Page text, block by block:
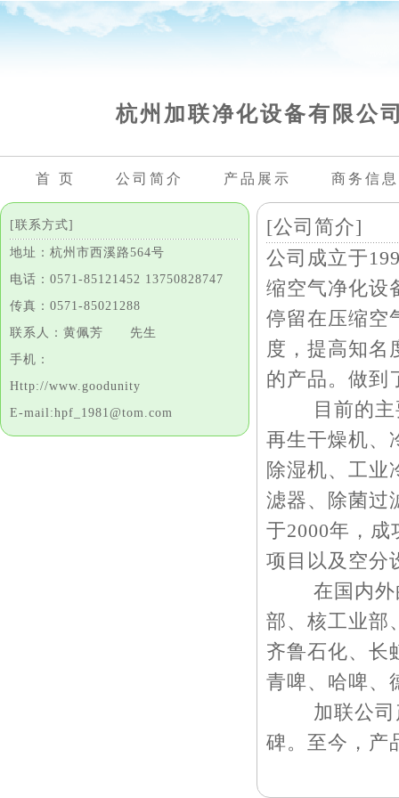
杭州加联净化设备有限公
首 页 公司简介 产品展示 商务信息
[联系方式]
地址：杭州市西溪路564号
电话：0571-85121452 13750828747
传真：0571-85021288
联系人：黄佩芳 先生
手机：
Http://www.goodunity
E-mail:hpf_1981@tom.com
[公司简介]
公司成立于
缩空气净化设
停留在压缩空
度，提高知名
的产品。做到
目前的主要
再生干燥机、
除湿机、工业
滤器、除菌过
于2000年，
项目以及空分
在国内外的
部、核工业部
齐鲁石化、长
青啤、哈啤、
加联公司产
碑。至今，产